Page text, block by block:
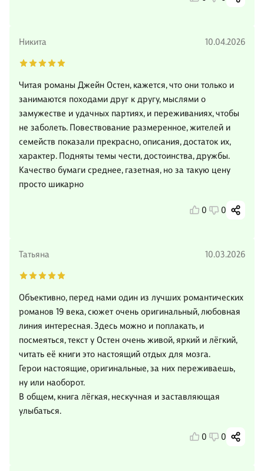
Никита 10.04.2026
Читая романы Джейн Остен, кажется, что они только и
занимаются походами друг к другу, мыслями о
замужестве и удачных партиях, и переживаниях, чтобы
не заболеть. Повествование размеренное, жителей и
семейств показали прекрасно, описания, достаток их,
характер. Подняты темы чести, достоинства, дружбы.
Качество бумаги среднее, газетная, но за такую цену
просто шикарно
0 0
Татьяна 10.03.2026
Объективно, перед нами один из лучших романтических
романов 19 века, сюжет очень оригинальный, любовная
линия интересная. Здесь можно и поплакать, и
посмеяться, текст у Остен очень живой, яркий и лёгкий,
читать её книги это настоящий отдых для мозга.
Герои настоящие, оригинальные, за них переживаешь,
ну или наоборот.
В общем, книга лёгкая, нескучная и заставляющая
улыбаться.
0 0